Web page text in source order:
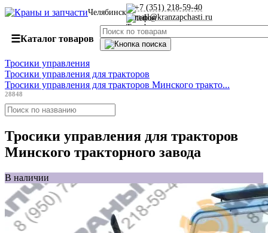
Челябинск
+7 (351) 218-59-40
mail@kranzapchasti.ru
☰Каталог товаров
Тросики управления
Тросики управления для тракторов
Тросики управления для тракторов Минского тракто...
28848
Тросики управления для тракторов
Минского тракторного завода
В наличии